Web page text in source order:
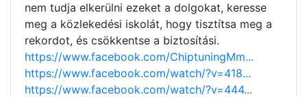
nem tudja elkerülni ezeket a dolgokat, keresse
meg a közlekedési iskolát, hogy tisztítsa meg a
rekordot, és csökkentse a biztosítási.
https://www.facebook.com/ChiptuningMm...
https://www.facebook.com/watch/?v=418...
https://www.facebook.com/watch/?v=444...